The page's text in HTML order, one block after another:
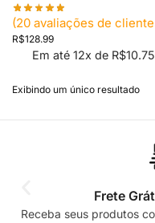
(20 avaliações de
R$128.99
Em até 12x de R$10.75
Exibindo um único resultado
Frete
Receba seus produtos